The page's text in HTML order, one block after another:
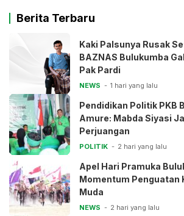
Berita Terbaru
Kaki Palsunya Rusak
BAZNAS Bulukumba
Pak Pardi
NEWS 1 hari yang lalu
Pendidikan Politik PKB
Amure: Mabda Siyasi
Perjuangan
POLITIK 2 hari yang lalu
Apel Hari Pramuka
Momentum Penguatan
Muda
NEWS 2 hari yang lalu